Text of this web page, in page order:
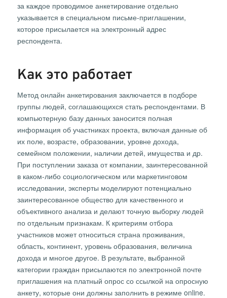
за каждое проводимое анкетирование отдельно
указывается в специальном письме-приглашении,
которое присылается на электронный адрес
респондента.
Как это работает
Метод онлайн анкетирования заключается в подборе
группы людей, соглашающихся стать респондентами. В
компьютерную базу данных заносится полная
информация об участниках проекта, включая данные об
их поле, возрасте, образовании, уровне дохода,
семейном положении, наличии детей, имущества и др.
При поступлении заказа от компании, заинтересованной
в каком-либо социологическом или маркетинговом
исследовании, эксперты моделируют потенциально
заинтересованное общество для качественного и
объективного анализа и делают точную выборку людей
по отдельным признакам. К критериям отбора
участников может относиться страна проживания,
область, континент, уровень образования, величина
дохода и многое другое. В результате, выбранной
категории граждан присылаются по электронной почте
приглашения на платный опрос со ссылкой на опросную
анкету, которые они должны заполнить в режиме online.